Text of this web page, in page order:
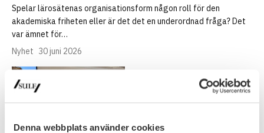
Denna webbplats använder cookies
Spelar lärosätenas organisationsform någon roll för den
akademiska friheten eller är det det en underordnad fråga? Det
var ämnet för…
Nyhet 30 juni 2026